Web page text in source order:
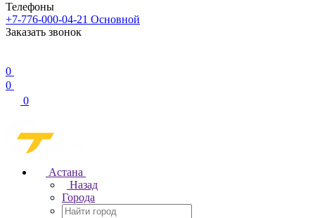
Телефоны
+7-776-000-04-21 Основной
Заказать звонок
0
0
0
Астана
Назад
Города